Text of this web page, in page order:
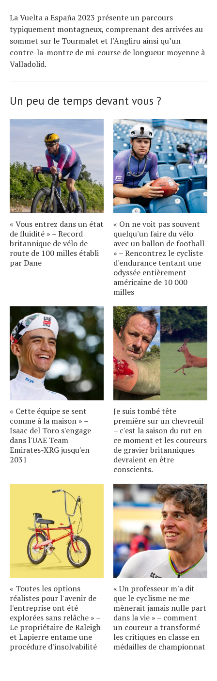
La Vuelta a España 2023 présente un parcours
typiquement montagneux, comprenant des arrivées au
sommet sur le Tourmalet et l’Angliru ainsi qu’un
contre-la-montre de mi-course de longueur moyenne à
Valladolid.
Un peu de temps devant vous ?
« Vous entrez dans un état
de fluidité » – Record
britannique de vélo de
route de 100 milles établi
par Dane
« On ne voit pas souvent
quelqu'un faire du vélo
avec un ballon de football
» – Rencontrez le cycliste
d'endurance tentant une
odyssée entièrement
américaine de 10 000
milles
« Cette équipe se sent
comme à la maison » –
Isaac del Toro s'engage
dans l'UAE Team
Emirates-XRG jusqu'en
2031
Je suis tombé tête
première sur un chevreuil
– c'est la saison du rut en
ce moment et les coureurs
de gravier britanniques
devraient en être
conscients.
« Toutes les options
réalistes pour l'avenir de
l'entreprise ont été
explorées sans relâche » –
Le propriétaire de Raleigh
et Lapierre entame une
procédure d'insolvabilité
« Un professeur m'a dit
que le cyclisme ne me
mènerait jamais nulle part
dans la vie » – comment
un coureur a transformé
les critiques en classe en
médailles de championnat